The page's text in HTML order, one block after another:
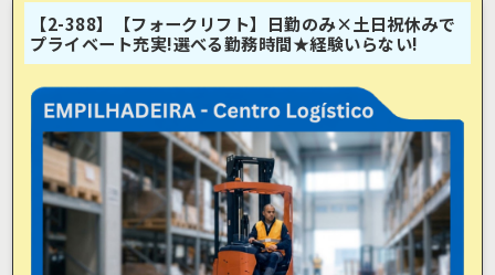
【2-388】【フォークリフト】日勤のみ×土日祝休みで
プライベート充実!選べる勤務時間★経験いらない!